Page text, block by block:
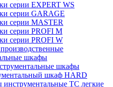
серии EXPERT WS
серии GARAGE
серии MASTER
серии PROFI M
серии PROFI W
шкафы
шкафы
шкаф HARD
ТС легкие